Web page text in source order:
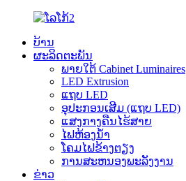
ບ້ານ
ຜະລິດຕະພັນ
ພາຍໃຕ້ Cabinet Luminaires
LED Extrusion
ແຖບ LED
ອຸປະກອນເສີມ (ແຖບ LED)
ແສງກາງຄືນໄຮ້ສາຍ
ໄຟຫ້ອງນ້ຳ
ໂຄມໄຟຂ້າງຕຽງ
ການສະຫນອງພະລັງງານ
ຂ່າວ